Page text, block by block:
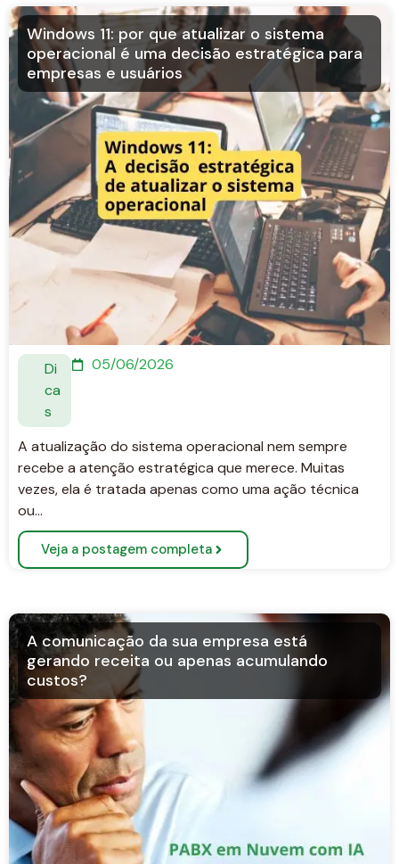
Windows 11: por que atualizar o sistema
operacional é uma decisão estratégica para
empresas e usuários
Di
ca
s
05/06/2026
A atualização do sistema operacional nem sempre
recebe a atenção estratégica que merece. Muitas
vezes, ela é tratada apenas como uma ação técnica
ou…
Veja a postagem completa
A comunicação da sua empresa está
gerando receita ou apenas acumulando
custos?